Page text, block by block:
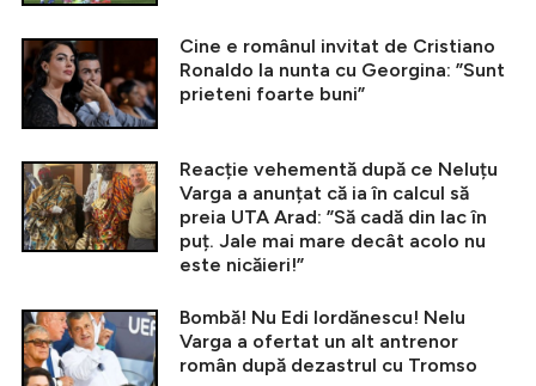
Cine e românul invitat de Cristiano
Ronaldo la nunta cu Georgina: ”Sunt
prieteni foarte buni”
Reacție vehementă după ce Neluțu
Varga a anunțat că ia în calcul să
preia UTA Arad: ”Să cadă din lac în
puț. Jale mai mare decât acolo nu
este nicăieri!”
Bombă! Nu Edi Iordănescu! Nelu
Varga a ofertat un alt antrenor
român după dezastrul cu Tromso